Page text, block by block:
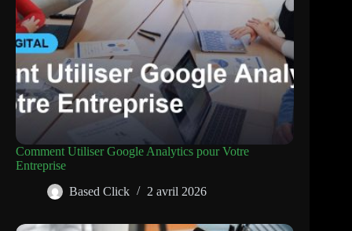
Comment Utiliser Google Analytics pour Votre
Entreprise
Based Click
2 avril 2026